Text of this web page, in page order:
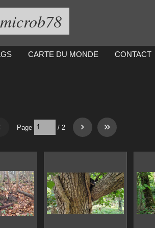
CARTE DU MONDE CONTACT
Page / 2